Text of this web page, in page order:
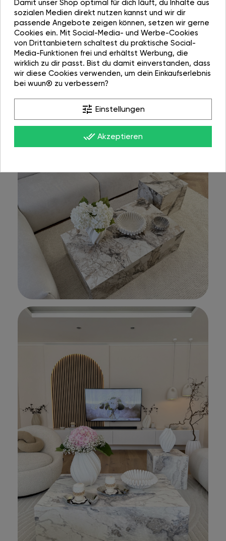
Damit unser Shop optimal für dich läuft, du Inhalte aus
sozialen Medien direkt nutzen kannst und wir dir
passende Angebote zeigen können, setzen wir gerne
Cookies ein. Mit Social-Media- und Werbe-Cookies
von Drittanbietern schaltest du praktische Social-
Media-Funktionen frei und erhältst Werbung, die
wirklich zu dir passt. Bist du damit einverstanden, dass
wir diese Cookies verwenden, um dein Einkaufserlebnis
bei wuun® zu verbessern?
tune Einstellungen
done_all Akzeptieren